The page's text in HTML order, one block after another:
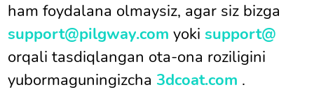
ham foydalana olmaysiz, agar siz bizga
support@pilgway.com yoki support@
orqali tasdiqlangan ota-ona roziligini
yubormaguningizcha 3dcoat.com .